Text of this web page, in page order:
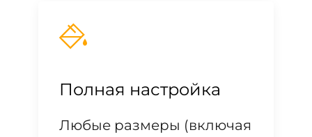
Полная настройка
Любые размеры (включая